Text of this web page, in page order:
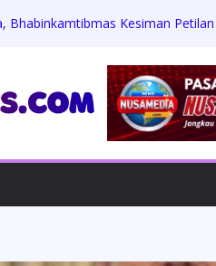
Bhabinkamtibmas Kesiman Petilan
Gelar Simulasi Tsunami, Kodim
Latihan Kesiapsiagaan Bencana
Kementerian PU Gelar Aksi
Keamanan, Bhabinkamtibmas
Pendatang Non-Permanen